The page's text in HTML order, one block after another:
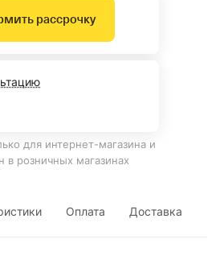
рассрочку
для интернет-магазина и
в розничных магазинах
Оплата Доставка